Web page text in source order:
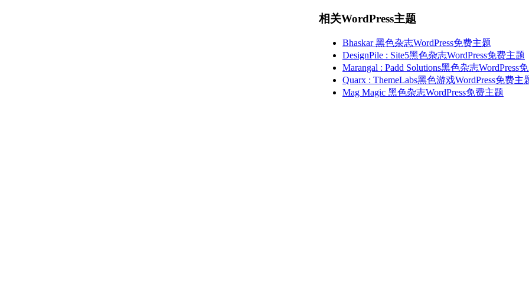
相关WordPress主题
Bhaskar 黑色杂志WordPress免费主题
DesignPile : Site5黑色杂志WordPress免费主题
Marangal : Padd Solutions黑色杂志WordPress
Quarx : ThemeLabs黑色游戏WordPress免费主
Mag Magic 黑色杂志WordPress免费主题